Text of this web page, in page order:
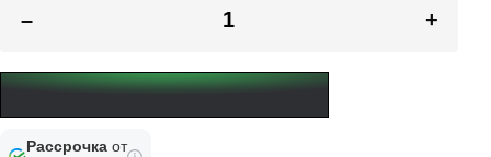
– +
Рассрочка от